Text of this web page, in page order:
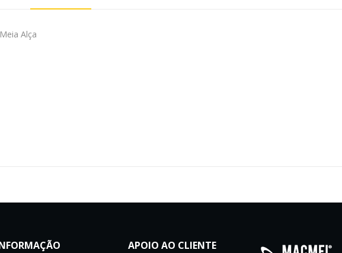
Alça
APOIO AO CLIENTE